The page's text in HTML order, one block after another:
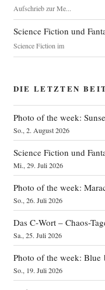
Aufschrieb zur Me...
Science Fiction und
Science Fiction im
DIE LETZTEN
Photo of the week:
So., 2. August 2026
Science Fiction und
Mi., 29. Juli 2026
Photo of the week:
So., 26. Juli 2026
Das C‑Wort – Chaos-
Sa., 25. Juli 2026
Photo of the week: Blue
So., 19. Juli 2026